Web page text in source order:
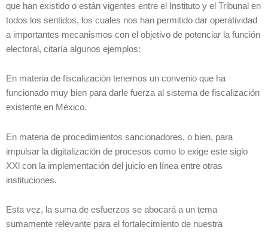
que han existido o están vigentes entre el Instituto y el Tribunal en
todos los sentidos, los cuales nos han permitido dar operatividad
a importantes mecanismos con el objetivo de potenciar la función
electoral, citaría algunos ejemplos:
En materia de fiscalización tenemos un convenio que ha
funcionado muy bien para darle fuerza al sistema de fiscalización
existente en México.
En materia de procedimientos sancionadores, o bien, para
impulsar la digitalización de procesos como lo exige este siglo
XXl con la implementación del juicio en línea entre otras
instituciones.
Esta vez, la suma de esfuerzos se abocará a un tema
sumamente relevante para el fortalecimiento de nuestra